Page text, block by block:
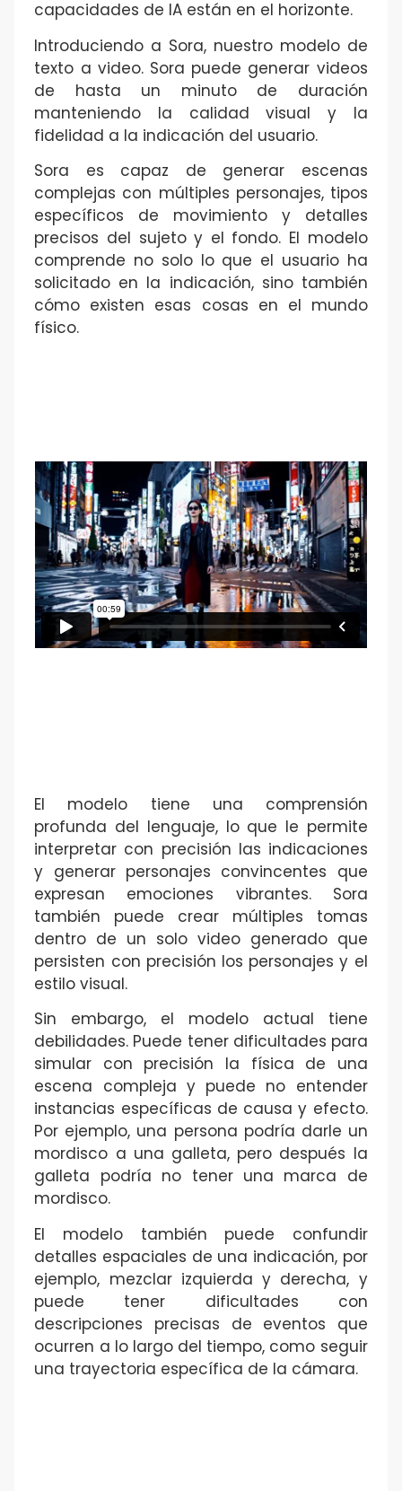
capacidades de IA están en el horizonte.
Introduciendo a Sora, nuestro modelo de
texto a video. Sora puede generar videos
de hasta un minuto de duración
manteniendo la calidad visual y la
fidelidad a la indicación del usuario.
Sora es capaz de generar escenas
complejas con múltiples personajes, tipos
específicos de movimiento y detalles
precisos del sujeto y el fondo. El modelo
comprende no solo lo que el usuario ha
solicitado en la indicación, sino también
cómo existen esas cosas en el mundo
físico.
El modelo tiene una comprensión
profunda del lenguaje, lo que le permite
interpretar con precisión las indicaciones
y generar personajes convincentes que
expresan emociones vibrantes. Sora
también puede crear múltiples tomas
dentro de un solo video generado que
persisten con precisión los personajes y el
estilo visual.
Sin embargo, el modelo actual tiene
debilidades. Puede tener dificultades para
simular con precisión la física de una
escena compleja y puede no entender
instancias específicas de causa y efecto.
Por ejemplo, una persona podría darle un
mordisco a una galleta, pero después la
galleta podría no tener una marca de
mordisco.
El modelo también puede confundir
detalles espaciales de una indicación, por
ejemplo, mezclar izquierda y derecha, y
puede tener dificultades con
descripciones precisas de eventos que
ocurren a lo largo del tiempo, como seguir
una trayectoria específica de la cámara.